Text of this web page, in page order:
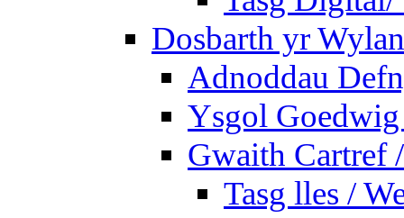
Dosbarth yr
Adnoddau
Ysgol
Gwaith Cartref
Tasg lles /